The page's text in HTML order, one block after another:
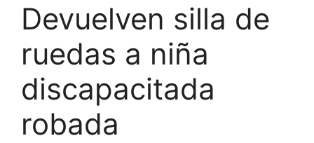
Devuelven silla de
ruedas a niña
discapacitada
robada